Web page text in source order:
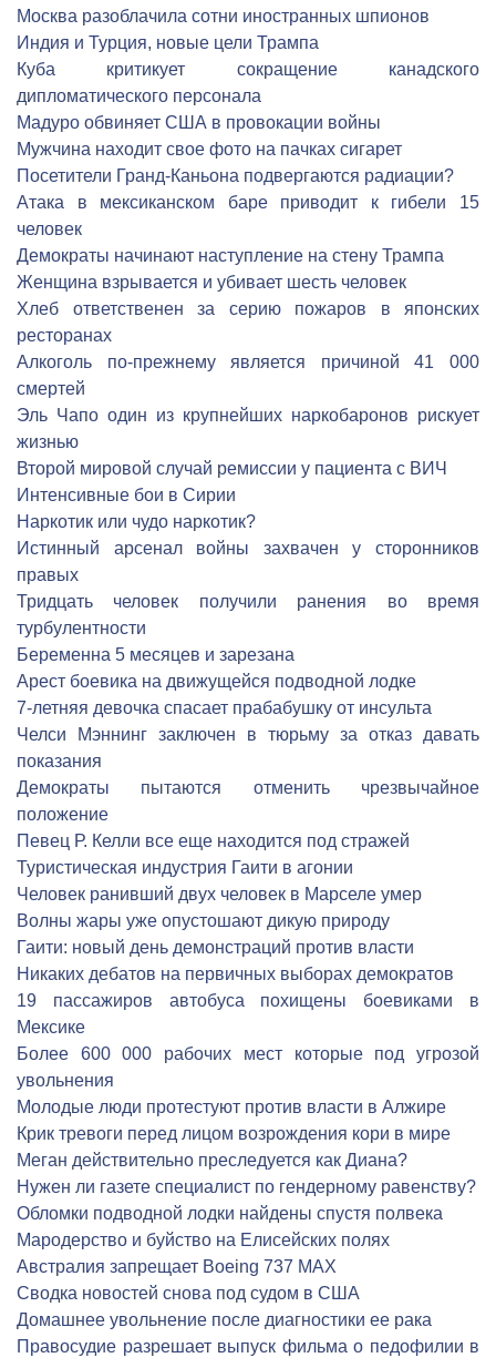
Москва разоблачила сотни иностранных шпионов
Индия и Турция, новые цели Трампа
Куба критикует сокращение канадского
дипломатического персонала
Мадуро обвиняет США в провокации войны
Мужчина находит свое фото на пачках сигарет
Посетители Гранд-Каньона подвергаются радиации?
Атака в мексиканском баре приводит к гибели 15
человек
Демократы начинают наступление на стену Трампа
Женщина взрывается и убивает шесть человек
Хлеб ответственен за серию пожаров в японских
ресторанах
Алкоголь по-прежнему является причиной 41 000
смертей
Эль Чапо один из крупнейших наркобаронов рискует
жизнью
Второй мировой случай ремиссии у пациента с ВИЧ
Интенсивные бои в Сирии
Наркотик или чудо наркотик?
Истинный арсенал войны захвачен у сторонников
правых
Тридцать человек получили ранения во время
турбулентности
Беременна 5 месяцев и зарезана
Арест боевика на движущейся подводной лодке
7-летняя девочка спасает прабабушку от инсульта
Челси Мэннинг заключен в тюрьму за отказ давать
показания
Демократы пытаются отменить чрезвычайное
положение
Певец Р. Келли все еще находится под стражей
Туристическая индустрия Гаити в агонии
Человек ранивший двух человек в Марселе умер
Волны жары уже опустошают дикую природу
Гаити: новый день демонстраций против власти
Никаких дебатов на первичных выборах демократов
19 пассажиров автобуса похищены боевиками в
Мексике
Более 600 000 рабочих мест которые под угрозой
увольнения
Молодые люди протестуют против власти в Алжире
Крик тревоги перед лицом возрождения кори в мире
Меган действительно преследуется как Диана?
Нужен ли газете специалист по гендерному равенству?
Обломки подводной лодки найдены спустя полвека
Мародерство и буйство на Елисейских полях
Австралия запрещает Boeing 737 MAX
Сводка новостей снова под судом в США
Домашнее увольнение после диагностики ее рака
Правосудие разрешает выпуск фильма о педофилии в